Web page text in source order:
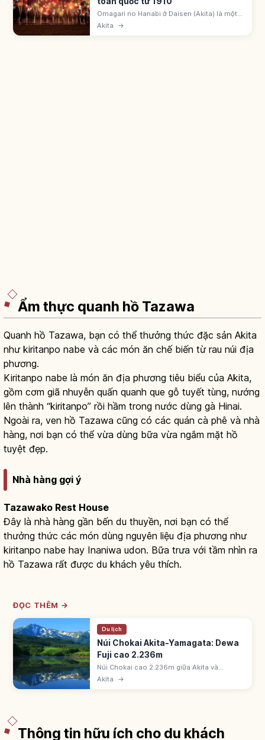
Omagari no Hanabi ở Daisen (Akita) là một
trong ba đại hội pháo hoa lớn Nhật Bản, từ
Akita →
Ẩm thực quanh hồ Tazawa
Quanh hồ Tazawa, bạn có thể thưởng thức đặc sản Akita
như kiritanpo nabe và các món ăn chế biến từ rau núi địa
phương.
Kiritanpo nabe là món ăn địa phương tiêu biểu của Akita,
gồm cơm giã nhuyễn quấn quanh que gỗ tuyết tùng, nướng
lên thành “kiritanpo” rồi hầm trong nước dùng gà Hinai.
Ngoài ra, ven hồ Tazawa cũng có các quán cà phê và nhà
hàng, nơi bạn có thể vừa dùng bữa vừa ngắm mặt hồ
tuyệt đẹp.
Nhà hàng gợi ý
Tazawako Rest House
Đây là nhà hàng gần bến du thuyền, nơi bạn có thể
thưởng thức các món dùng nguyên liệu địa phương như
kiritanpo nabe hay Inaniwa udon. Bữa trưa với tầm nhìn ra
hồ Tazawa rất được du khách yêu thích.
ĐỌC THÊM →
Du lịch
Núi Chokai Akita-Yamagata: Dewa
Fuji cao 2.236m
Núi Chokai cao 2.236m giữa Akita và
Yamagata, được gọi 'Dewa Fuji'. Một trong
Akita →
Thông tin hữu ích cho du khách